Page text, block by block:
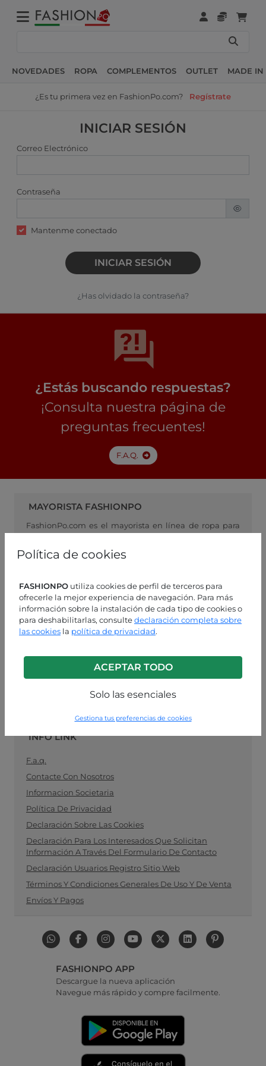
Política de cookies
FASHIONPO utiliza cookies de perfil de terceros para
ofrecerle la mejor experiencia de navegación. Para más
información sobre la instalación de cada tipo de cookies o
para deshabilitarlas, consultedeclaración completa sobre
las cookies la política de privacidad.
ACEPTAR TODO
Solo las esenciales
Gestiona tus preferencias de cookies
NOVEDADES ROPA COMPLEMENTOS OUTLET MADE IN
¿Es tu primera vez en FashionPo.com? Regístrate
INICIAR SESIÓN
Correo Electrónico
Contraseña
Mantenme conectado
INICIAR SESIÓN
¿Has olvidado la contraseña?
¿Estás buscando respuestas?
¡Consulta nuestra página de
preguntas frecuentes!
F.A.Q.
MAYORISTA FASHIONPO
FashionPo.com es el mayorista en línea de ropa para
vínculo ideal entre los fabricantes de ropa para
mujeres y los minoristas. Compre sus suministros de
manténgase al día con la última moda.
ASISTENCIA AL CLIENTE
LUN-VIE 9:00 - 13:00 / 14:00 - 18:00
+39 0574 729286
Contacta con nosotros en WhatsApp
INFO LINK
F.a.q.
Contacte Con Nosotros
Informacion Societaria
Política De Privacidad
Declaración Sobre Las Cookies
Declaración Para Los Interesados Que Solicitan
Información A Través Del Formulario De Contacto
Declaración Usuarios Registro Sitio Web
Términos Y Condiciones Generales De Uso Y De Venta
Envíos Y Pagos
FASHIONPO APP
Descargue la nueva aplicación
Navegue más rápido y compre facilmente.